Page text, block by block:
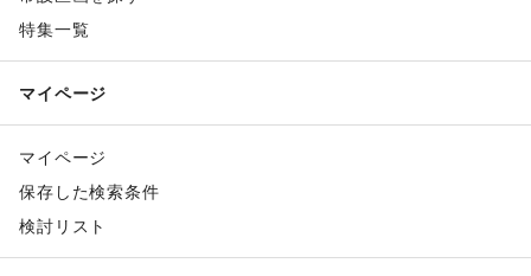
特集一覧
マイページ
マイページ
保存した検索条件
検討リスト